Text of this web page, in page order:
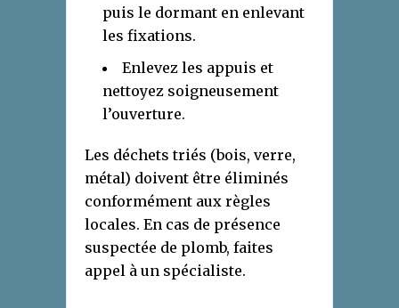
puis le dormant en enlevant
les fixations.
Enlevez les appuis et
nettoyez soigneusement
l’ouverture.
Les déchets triés (bois, verre,
métal) doivent être éliminés
conformément aux règles
locales. En cas de présence
suspectée de plomb, faites
appel à un spécialiste.